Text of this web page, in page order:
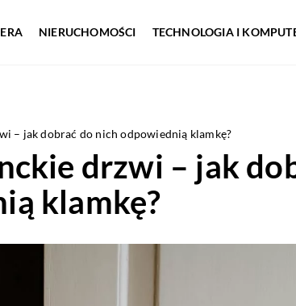
NIERUCHOMOŚCI TECHNOLOGIA I
– jak dobrać do nich odpowiednią klamkę?
drzwi – jak
klamkę?